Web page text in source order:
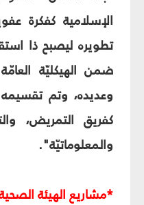
تطويره ليصبح ذا
ضمن الهيكليّة
وعديده، وتم
كفريق التمريض،
والمعلوماتيّة".
*مشاريع الهيئة